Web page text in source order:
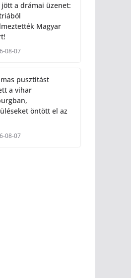
jött a drámai üzenet:
Magyar
08-07
pusztítást
a vihar
öntött el az
08-07